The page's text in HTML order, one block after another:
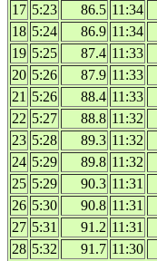
17 5:23 86.5 11:34
18 5:24 86.9 11:34
19 5:25 87.4 11:33
20 5:26 87.9 11:33
21 5:26 88.4 11:33
22 5:27 88.8 11:32
23 5:28 89.3 11:32
24 5:29 89.8 11:32
25 5:29 90.3 11:31
26 5:30 90.8 11:31
27 5:31 91.2 11:31
28 5:32 91.7 11:30